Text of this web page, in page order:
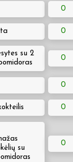
0
0
su 2
0
0
0
su
0